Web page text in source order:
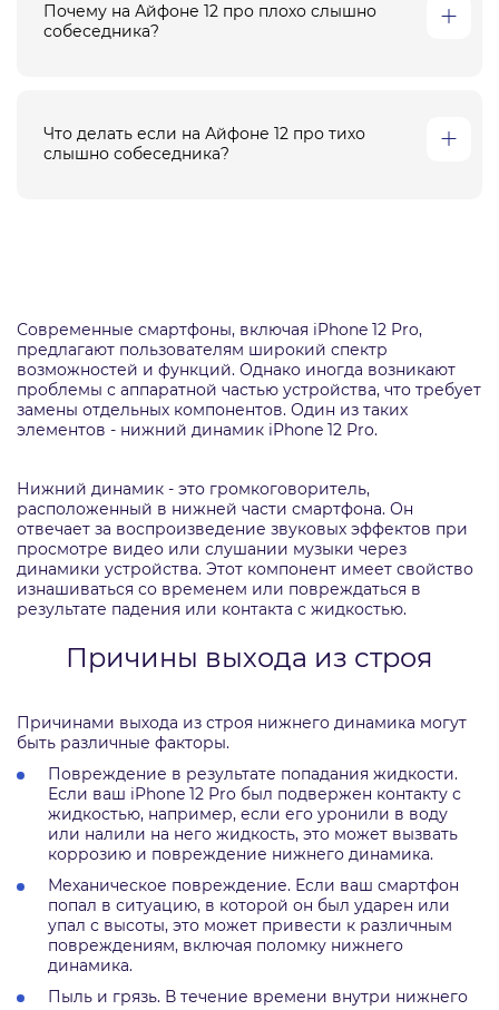
Почему на Айфоне 12 про плохо слышно
собеседника?
Что делать если на Айфоне 12 про тихо
слышно собеседника?
Современные смартфоны, включая iPhone 12 Pro,
предлагают пользователям широкий спектр
возможностей и функций. Однако иногда возникают
проблемы с аппаратной частью устройства, что требует
замены отдельных компонентов. Один из таких
элементов - нижний динамик iPhone 12 Pro.
Нижний динамик - это громкоговоритель,
расположенный в нижней части смартфона. Он
отвечает за воспроизведение звуковых эффектов при
просмотре видео или слушании музыки через
динамики устройства. Этот компонент имеет свойство
изнашиваться со временем или повреждаться в
результате падения или контакта с жидкостью.
Причины выхода из строя
Причинами выхода из строя нижнего динамика могут
быть различные факторы.
Повреждение в результате попадания жидкости.
Если ваш iPhone 12 Pro был подвержен контакту с
жидкостью, например, если его уронили в воду
или налили на него жидкость, это может вызвать
коррозию и повреждение нижнего динамика.
Механическое повреждение. Если ваш смартфон
попал в ситуацию, в которой он был ударен или
упал с высоты, это может привести к различным
повреждениям, включая поломку нижнего
динамика.
Пыль и грязь. В течение времени внутри нижнего